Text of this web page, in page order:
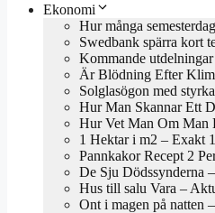
Ekonomi
Hur många
Swedbank spärra kort
Kommande
Är Blödning Efter
Solglasögon med
Hur Man Skannar Ett
Hur Vet Man Om Man
1 Hektar i m2 – Exakt
Pannkakor Recept 2
De Sju Dödssynderna
Hus till salu Vara –
Ont i magen på natten